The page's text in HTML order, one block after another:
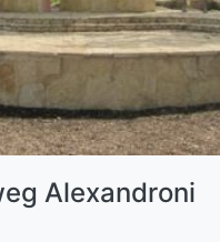
Alexandroni